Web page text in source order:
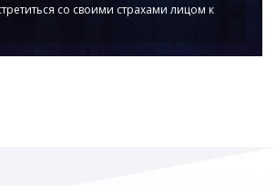
со своими страхами лицом к